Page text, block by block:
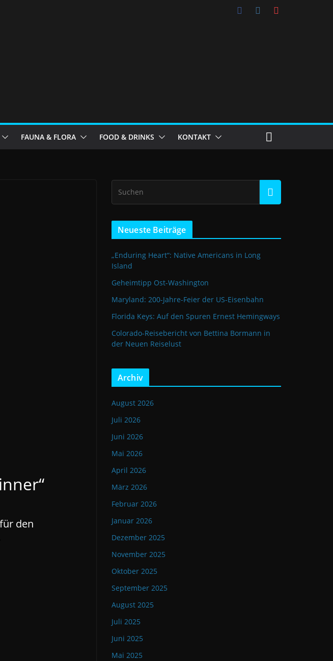
FAUNA & FLORA FOOD & DRINKS KONTAKT
den
Neueste Beiträge
„Enduring Heart“: Native Americans in Long
Island
Geheimtipp Ost-Washington
Maryland: 200-Jahre-Feier der US-Eisenbahn
Florida Keys: Auf den Spuren Ernest Hemingways
Colorado-Reisebericht von Bettina Bormann in
der Neuen Reiselust
Archiv
August 2026
Juli 2026
Juni 2026
Mai 2026
April 2026
März 2026
Februar 2026
Januar 2026
Dezember 2025
November 2025
Oktober 2025
September 2025
August 2025
Juli 2025
Juni 2025
Mai 2025